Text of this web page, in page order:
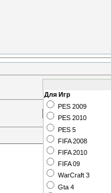
Для Игр
PES 2009
PES 2010
PES 5
FIFA 2008
FIFA 2010
FIFA 09
WarCraft 3
Gta 4